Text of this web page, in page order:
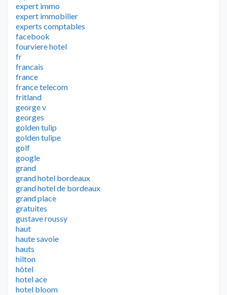
expert immo
expert immobilier
experts comptables
facebook
fourviere hotel
fr
francais
france
france telecom
fritland
george v
georges
golden tulip
golden tulipe
golf
google
grand
grand hotel bordeaux
grand hotel de bordeaux
grand place
gratuites
gustave roussy
haut
haute savoie
hauts
hilton
hôtel
hotel ace
hotel bloom